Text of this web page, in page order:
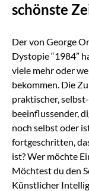
schönste
Der von George
Dystopie “1984”
viele mehr oder
bekommen. Die
praktischer,
beeinflussender,
noch selbst oder
fortgeschritten,
ist? Wer möchte
Möchtest du den
Künstlicher